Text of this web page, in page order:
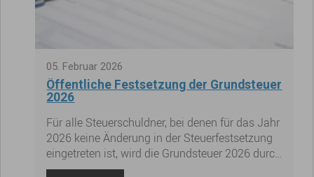
05. Februar 2026
Öffentliche Festsetzung der Grundsteuer
2026
Für alle Steuerschuldner, bei denen für das Jahr
2026 keine Änderung in der Steuerfestsetzung
eingetreten ist, wird die Grundsteuer 2026 durch
öffentliche Bekanntmachung festgesetzt.